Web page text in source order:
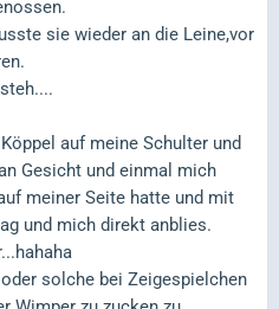
sie wieder an die Leine,vor
auf meine Schulter und
Gesicht und einmal mich
meiner Seite hatte und mit
und mich direkt anblies.
solche bei Zeigespielchen